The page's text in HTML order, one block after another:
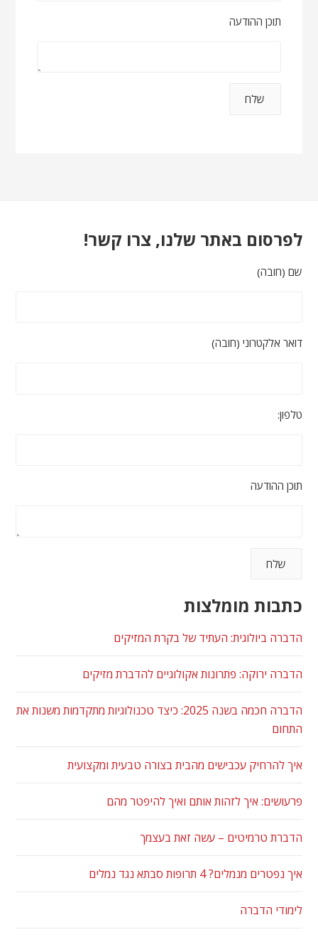
תוכן ההודעה
לפרסום באתר שלנו, צרו קשר!
שם (חובה)
דואר אלקטרוני (חובה)
טלפון:
תוכן ההודעה
כתבות מומלצות
הדברה ביולוגית: העתיד של בקרת המזיקים
הדברה ירוקה: פתרונות אקולוגיים להדברת מזיקים
הדברה חכמה בשנה 2025: כיצד טכנולוגיות מתקדמות משנות את
התחום
איך להרחיק עכבישים מהבית בצורה טבעית ומקצועית
פרעושים: איך לזהות אותם ואיך להיפטר מהם
הדברת טרמיטים – עשה זאת בעצמך
איך נפטרים מנמלים? 4 תרופות סבתא נגד נמלים
לימודי הדברה